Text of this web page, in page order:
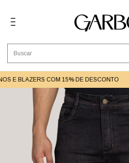
E BLAZERS COM 15% DE DESCONTO